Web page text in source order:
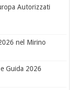
Autorizzati
nel Mirino
Guida 2026